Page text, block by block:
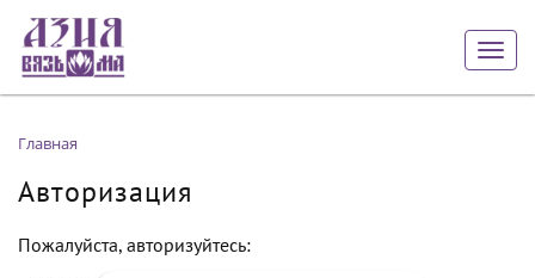
Главная
Авторизация
Пожалуйста, авторизуйтесь: